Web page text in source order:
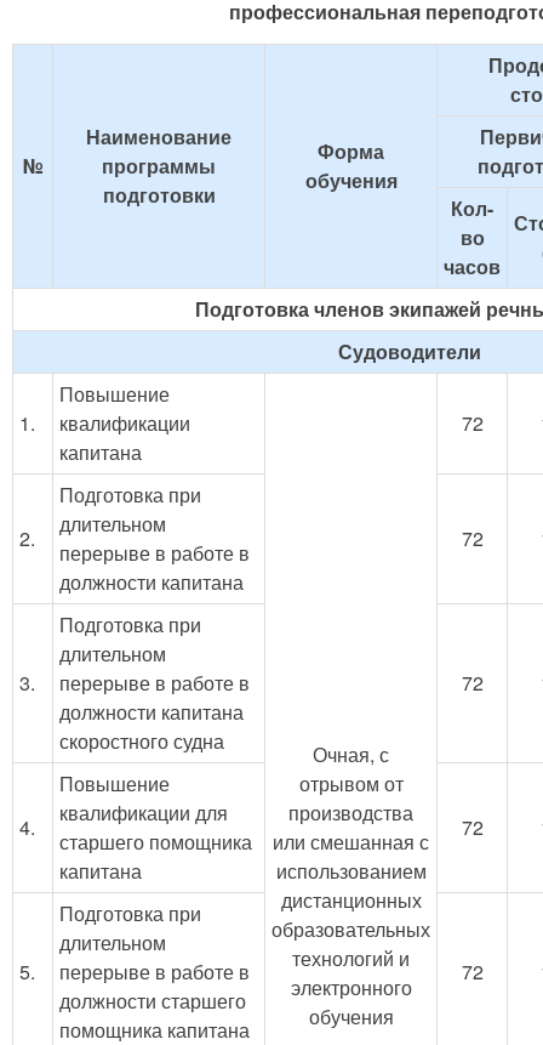
профессиональная
№
Наименование
программы
подготовки
Форма
обучения
Кол-
во
часов
Подготовка членов экипажей
Судоводители
1.
Повышение
квалификации
капитана
Очная, с
отрывом от
производства
или смешанная с
использованием
дистанционных
образовательных
технологий и
электронного
обучения
72
2.
Подготовка при
длительном
перерыве в работе в
должности капитана
72
3.
Подготовка при
длительном
перерыве в работе в
должности капитана
скоростного судна
72
4.
Повышение
квалификации для
старшего помощника
капитана
72
5.
Подготовка при
длительном
перерыве в работе в
должности старшего
помощника капитана
72